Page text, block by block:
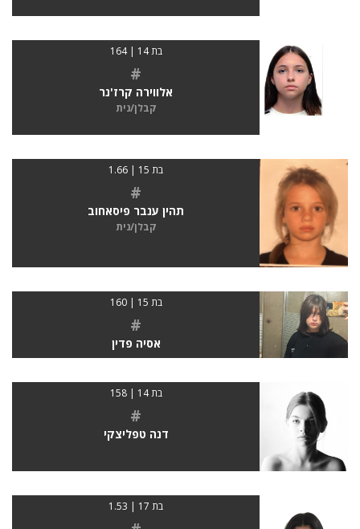
בת 14 | 164
#
אלווירה קרז'נר
קבלן/נית
בת 15 | 1.66
#
תהין ענבר פיסאחוב
קבלן/נית
בת 15 | 160
#
אסיה פדין
בת 14 | 158
#
דנה טפליצקי
בת 17 | 1.53